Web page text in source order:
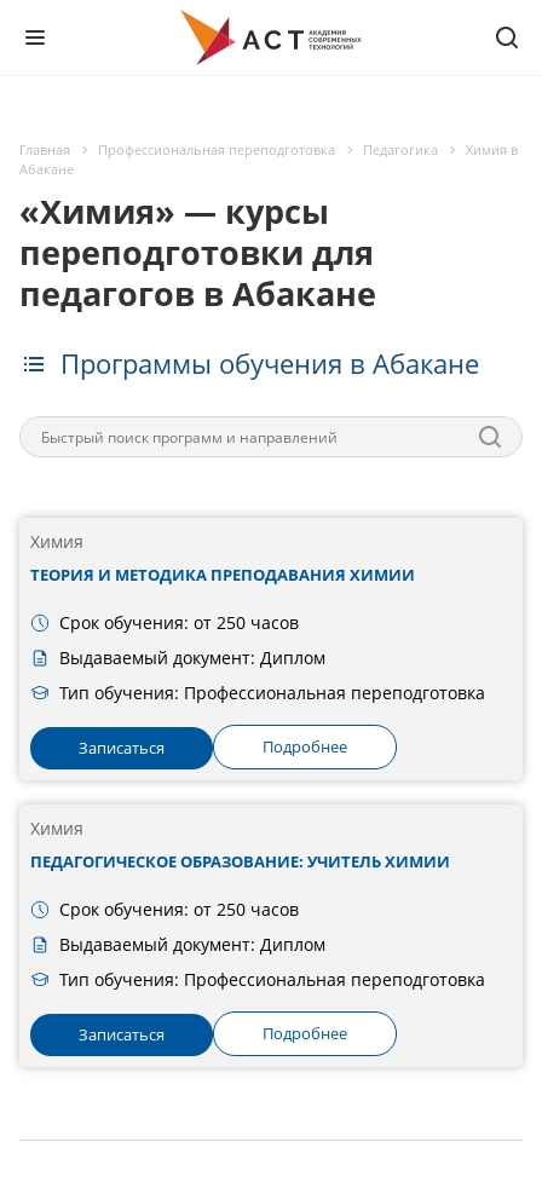
Главная Профессиональная переподготовка Педагогика
Химия в
Абакане
«Химия» — курсы
переподготовки для
педагогов в Абакане
Программы обучения в Абакане
Химия
ТЕОРИЯ И МЕТОДИКА ПРЕПОДАВАНИЯ ХИМИИ
Срок обучения: от 250 часов
Выдаваемый документ: Диплом
Тип обучения: Профессиональная переподготовка
Записаться Подробнее
Химия
ПЕДАГОГИЧЕСКОЕ ОБРАЗОВАНИЕ: УЧИТЕЛЬ ХИМИИ
Срок обучения: от 250 часов
Выдаваемый документ: Диплом
Тип обучения: Профессиональная переподготовка
Записаться Подробнее